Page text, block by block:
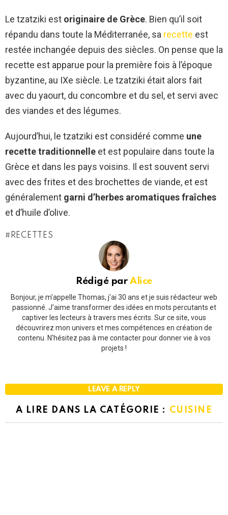
Le tzatziki est originaire de Grèce. Bien qu’il soit
répandu dans toute la Méditerranée, sa recette est
restée inchangée depuis des siècles. On pense que la
recette est apparue pour la première fois à l’époque
byzantine, au IXe siècle. Le tzatziki était alors fait
avec du yaourt, du concombre et du sel, et servi avec
des viandes et des légumes.
Aujourd’hui, le tzatziki est considéré comme une
recette traditionnelle et est populaire dans toute la
Grèce et dans les pays voisins. Il est souvent servi
avec des frites et des brochettes de viande, et est
généralement garni d’herbes aromatiques fraîches
et d’huile d’olive.
RECETTES
Rédigé parAlice
Bonjour, je m'appelle Thomas, j'ai 30 ans et je suis rédacteur web
passionné. J'aime transformer des idées en mots percutants et
captiver les lecteurs à travers mes écrits. Sur ce site, vous
découvrirez mon univers et mes compétences en création de
contenu. N'hésitez pas à me contacter pour donner vie à vos
projets !
LEAVE A REPLY
A LIRE DANS LA CATÉGORIE : CUISINE